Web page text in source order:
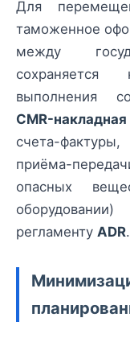
Для
таможенное
между
сохраняется
выполнения
CMR-накладная
счета-
приёма-
опасных
регламенту ADR.